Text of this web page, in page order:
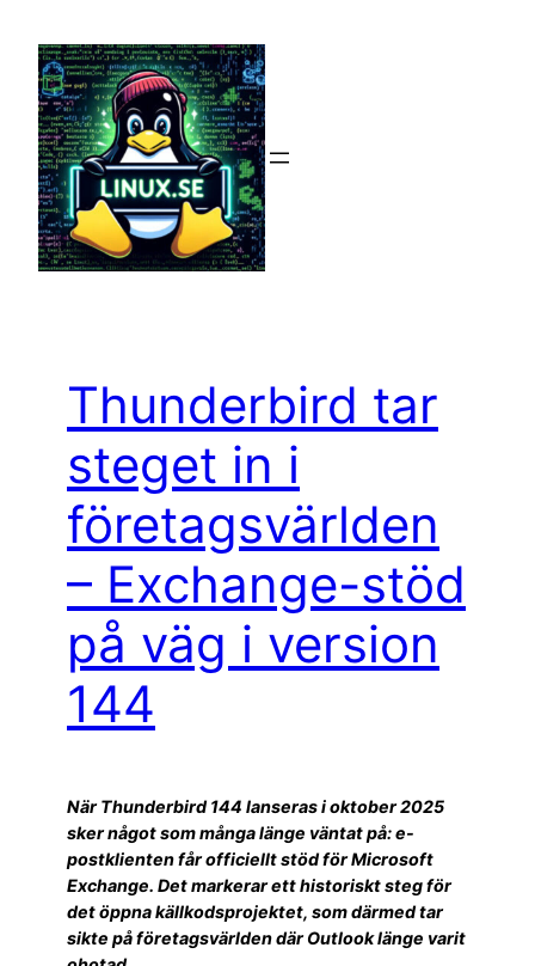
innehåll
Thunderbird tar
steget in i
företagsvärlden
– Exchange-stöd
på väg i version
144
När Thunderbird 144 lanseras i oktober 2025
sker något som många länge väntat på: e-
postklienten får officiellt stöd för Microsoft
Exchange. Det markerar ett historiskt steg för
det öppna källkodsprojektet, som därmed tar
sikte på företagsvärlden där Outlook länge varit